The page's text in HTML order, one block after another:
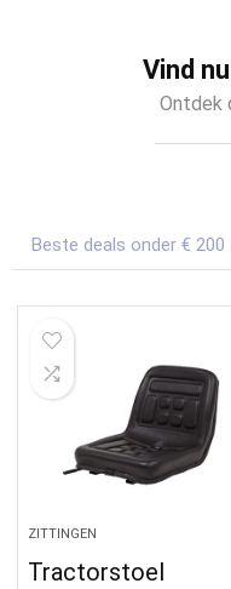
Vind
Ontdek
Beste deals onder € 200
ZITTINGEN
Tractorstoel